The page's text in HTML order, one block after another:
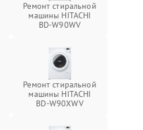
Ремонт стиральной
машины HITACHI
BD-W90WV
Ремонт стиральной
машины HITACHI
BD-W90XWV